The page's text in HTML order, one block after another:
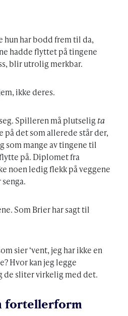
hun har bodd frem til da,
hadde flyttet på tingene
blir utrolig merkbar.
ikke deres.
Spilleren må plutselig ta
på det som allerede står der,
som mange av tingene til
på. Diplomet fra
noen ledig flekk på veggene
Som Brier har sagt til
sier ‘vent, jeg har ikke en
Hvor kan jeg legge
de sliter virkelig med det.
fortellerform